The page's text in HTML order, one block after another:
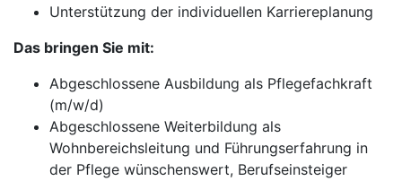
Unterstützung der individuellen Karriereplanung
Das bringen Sie mit:
Abgeschlossene Ausbildung als Pflegefachkraft
(m/w/d)
Abgeschlossene Weiterbildung als
Wohnbereichsleitung und Führungserfahrung in
der Pflege wünschenswert, Berufseinsteiger